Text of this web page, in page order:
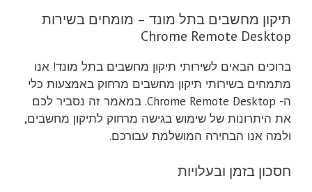
300.00 ₪.
תיקון מחשבים בתל מונד – מומחים בשירות
Chrome Remote Desktop
ברוכים הבאים לשירותי תיקון מחשבים בתל מונד! אנו
מתמחים בשירותי תיקון מחשבים מרחוק באמצעות כלי
ה- Chrome Remote Desktop. במאמר זה נסביר לכם
את היתרונות של שימוש בגישה מרחוק לתיקון מחשבים,
ולמה אנו הבחירה המושלמת עבורכם.
חסכון בזמן ובעלויות